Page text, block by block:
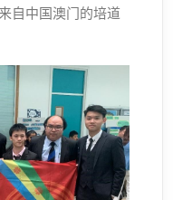
自中国澳门的培道